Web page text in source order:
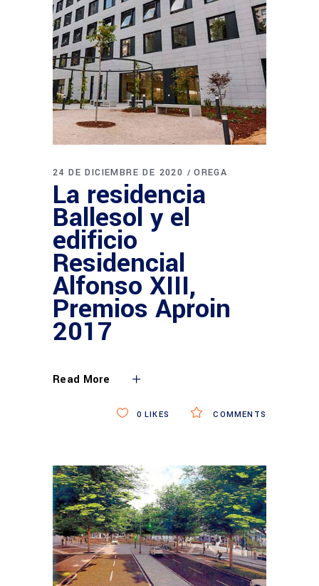
24 DE DICIEMBRE DE 2020 OREGA
La residencia
Ballesol y el
edificio
Residencial
Alfonso XIII,
Premios Aproin
2017
Read More
COMMENTS
0 LIKES